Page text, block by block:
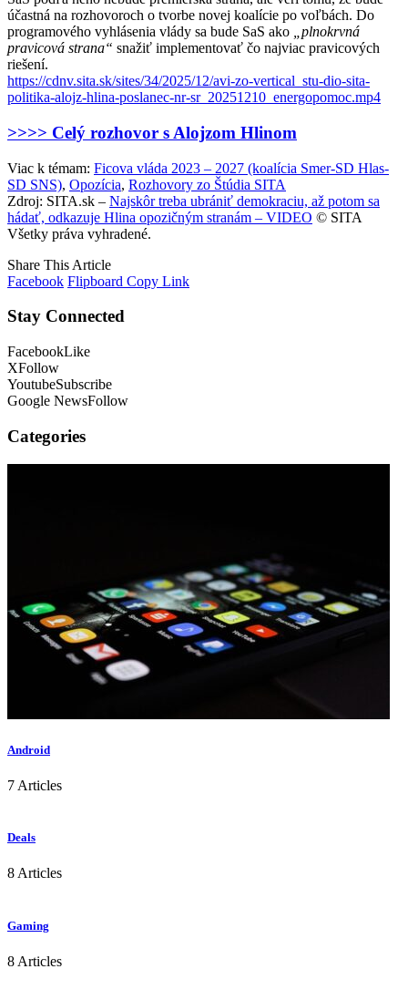
účastná na rozhovoroch o tvorbe novej koalície po voľbách. Do
programového vyhlásenia vlády sa bude SaS ako
„plnokrvná
pravicová strana“ snažiť implementovať čo najviac pravicových
riešení.
https://cdnv.sita.sk/sites/34/2025/12/avi-zo-vertical_stu-dio-sita-
politika-alojz-hlina-poslanec-nr-sr_20251210_energopomoc.mp4
>>>> Celý rozhovor s Alojzom Hlinom
Viac k témam: Ficova vláda 2023 – 2027 (koalícia Smer-SD Hlas-
SD SNS), Opozícia, Rozhovory zo Štúdia SITA
Zdroj: SITA.sk – Najskôr treba ubrániť demokraciu, až potom sa
hádať, odkazuje Hlina opozičným stranám – VIDEO © SITA
Všetky práva vyhradené.
Share This Article
Facebook Flipboard Copy Link
Stay Connected
FacebookLike
XFollow
YoutubeSubscribe
Google NewsFollow
Categories
Android
7 Articles
Deals
8 Articles
Gaming
8 Articles